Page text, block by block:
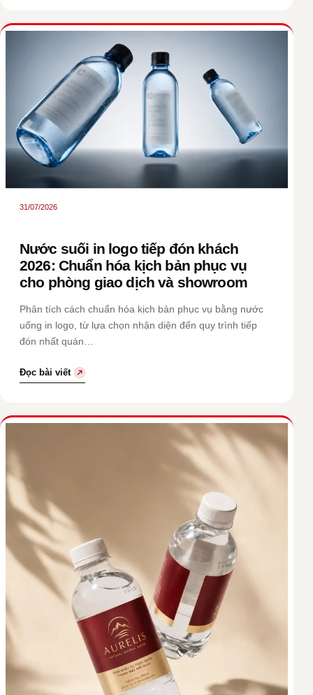
31/07/2026
Nước suối in logo tiếp đón khách
2026: Chuẩn hóa kịch bản phục vụ
cho phòng giao dịch và showroom
Phân tích cách chuẩn hóa kịch bản phục vụ bằng nước
uống in logo, từ lựa chọn nhận diện đến quy trình tiếp
đón nhất quán…
Đọc bài viết